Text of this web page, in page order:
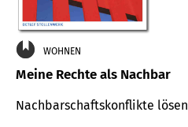
WOHNEN
Meine Rechte als Nachbar
Nach­bar­schafts­konflikte lösen